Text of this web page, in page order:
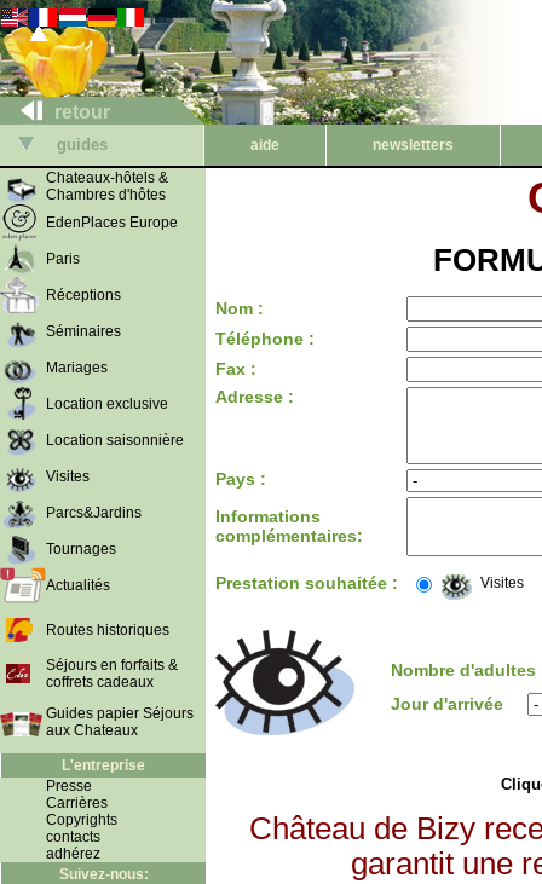
retour
guides aide
newsletters
Chateaux-hôtels &
Chambres d'hôtes
EdenPlaces Europe
Paris
Réceptions
Séminaires
Mariages
Location exclusive
Location saisonnière
Visites
Parcs&Jardins
Tournages
Actualités
Routes historiques
Séjours en forfaits &
coffrets cadeaux
Guides papier Séjours
aux Chateaux
L'entreprise
Presse
Carrières
Copyrights
contacts
adhérez
Suivez-nous:
Nom :
Téléphone :
Fax :
Adresse :
Pays :
Informations
complémentaires:
Prestation souhaitée : Visites
Nombre
Jour d'arrivée
Château de Bizy
garantit une